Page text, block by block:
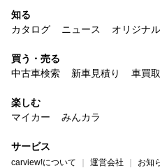
知る
カタログ
ニュース オリジナ
買う・売る
中古車検索
新車見積り 車買取
楽しむ
マイカー
みんカラ
サービス
carview!について 運営会社 お知